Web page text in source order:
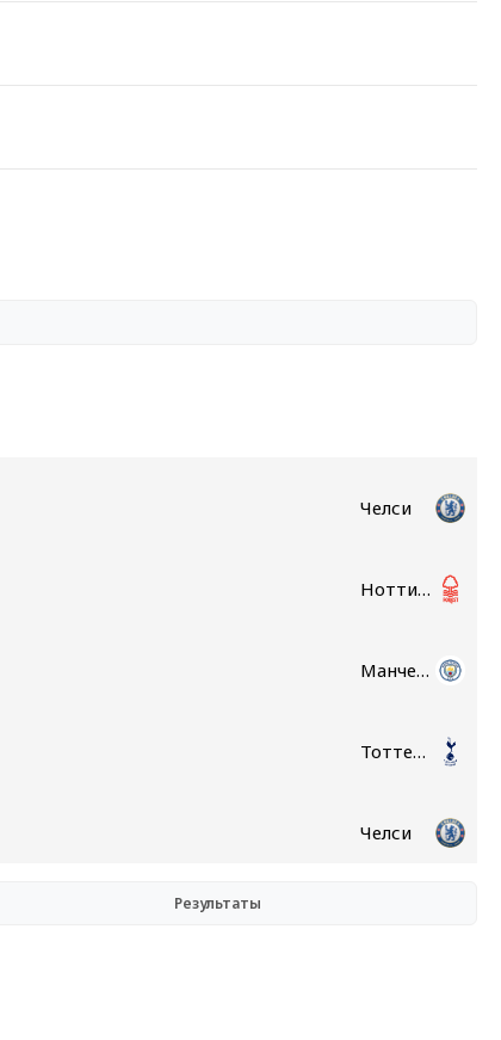
Челси
Ноттингем Форест
Манчестер Сити
Тоттенхэм
Челси
Результаты